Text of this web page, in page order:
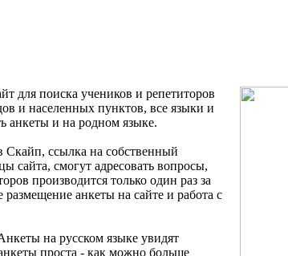
для поиска учеников и репетиторов
и населенных пунктов, все языки и
анкеты и на родном языке.
Скайп, ссылка на собственный
сайта, смогут адресовать вопросы,
производится только один раз за
анкеты на сайте и работа с
на русском языке увидят
проста - как можно больше